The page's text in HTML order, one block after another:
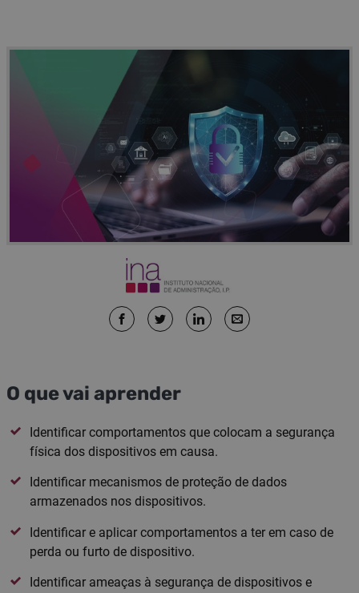
O que vai aprender
Identificar comportamentos que colocam a segurança
física dos dispositivos em causa.
Identificar mecanismos de proteção de dados
armazenados nos dispositivos.
Identificar e aplicar comportamentos a ter em caso de
perda ou furto de dispositivo.
Identificar ameaças à segurança de dispositivos e